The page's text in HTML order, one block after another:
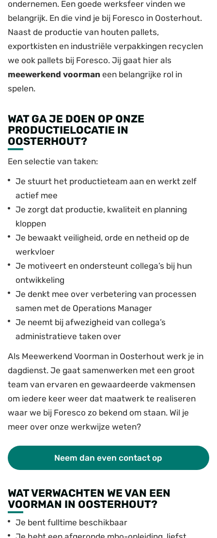
ondernemen. Een goede werksfeer vinden we
belangrijk. En die vind je bij Foresco in Oosterhout.
Naast de productie van houten pallets,
exportkisten en industriële verpakkingen recyclen
we ook pallets bij Foresco. Jij gaat hier als
meewerkend voorman een belangrijke rol in
spelen.
WAT GA JE DOEN OP ONZE
PRODUCTIELOCATIE IN
OOSTERHOUT?
Een selectie van taken:
Je stuurt het productieteam aan en werkt zelf
actief mee
Je zorgt dat productie, kwaliteit en planning
kloppen
Je bewaakt veiligheid, orde en netheid op de
werkvloer
Je motiveert en ondersteunt collega’s bij hun
ontwikkeling
Je denkt mee over verbetering van processen
samen met de Operations Manager
Je neemt bij afwezigheid van collega’s
administratieve taken over
Als Meewerkend Voorman in Oosterhout werk je in
dagdienst. Je gaat samenwerken met een groot
team van ervaren en gewaardeerde vakmensen
om iedere keer weer dat maatwerk te realiseren
waar we bij Foresco zo bekend om staan. Wil je
meer over onze werkwijze weten?
Neem dan even contact op
WAT VERWACHTEN WE VAN EEN
VOORMAN IN OOSTERHOUT?
Je bent fulltime beschikbaar